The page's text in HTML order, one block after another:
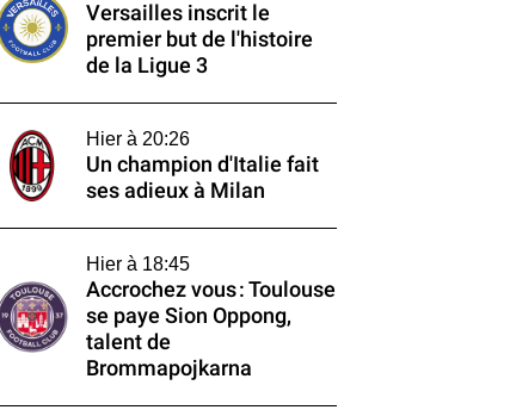
Versailles inscrit le
premier but de l'histoire
de la Ligue 3
Hier à 20:26
Un champion d'Italie fait
ses adieux à Milan
Hier à 18:45
Accrochez vous : Toulouse
se paye Sion Oppong,
talent de
Brommapojkarna